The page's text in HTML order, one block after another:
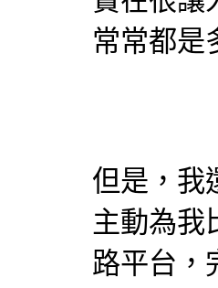
常常都是
但是，我
主動為我
路平台，